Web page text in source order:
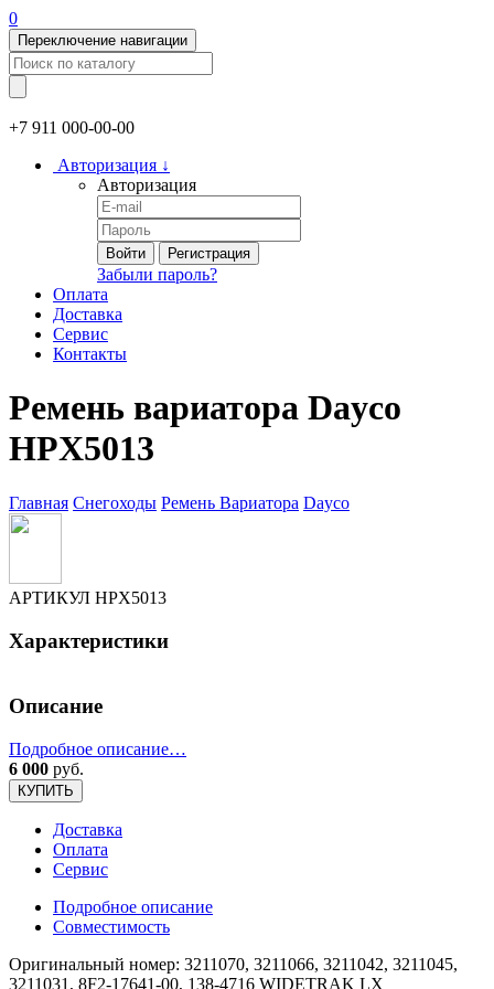
0
Переключение навигации
+7 911 000-00-00
Авторизация ↓
Авторизация
Войти Регистрация
Забыли пароль?
Оплата
Доставка
Сервис
Контакты
Ремень вариатора Dayco
HPX5013
Главная Снегоходы Ремень Вариатора Dayco
АРТИКУЛ HPX5013
Характеристики
Описание
Подробное описание…
6 000 руб.
КУПИТЬ
Доставка
Оплата
Сервис
Подробное описание
Совместимость
Оригинальный номер: 3211070, 3211066, 3211042, 3211045,
3211031, 8F2-17641-00, 138-4716 WIDETRAK LX